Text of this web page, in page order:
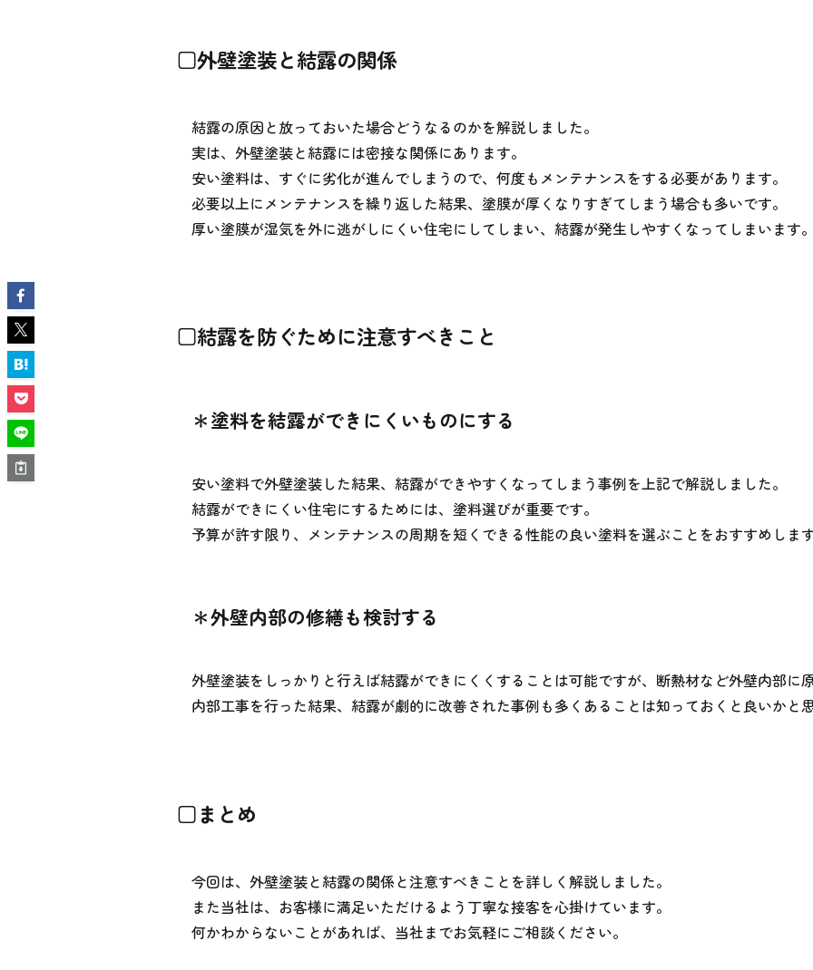
□外壁塗装と結露の関係
結露の原因と放っておいた場合どうなるのかを解説しました。
実は、外壁塗装と結露には密接な関係にあります。
安い塗料は、すぐに劣化が進んでしまうので、何度もメンテナンスをする必要があります。
必要以上にメンテナンスを繰り返した結果、塗膜が厚くなりすぎてしまう場合も多いです。
厚い塗膜が湿気を外に逃がしにくい住宅にしてしまい、結露が発生しやすくなってしまいます
□結露を防ぐために注意すべきこと
＊塗料を結露ができにくいものにする
安い塗料で外壁塗装した結果、結露ができやすくなってしまう事例を上記で解説しました。
結露ができにくい住宅にするためには、塗料選びが重要です。
予算が許す限り、メンテナンスの周期を短くできる性能の良い塗料を選ぶことをおすすめしま
＊外壁内部の修繕も検討する
外壁塗装をしっかりと行えば結露ができにくくすることは可能ですが、断熱材など外壁内部に
内部工事を行った結果、結露が劇的に改善された事例も多くあることは知っておくと良いかと
□まとめ
今回は、外壁塗装と結露の関係と注意すべきことを詳しく解説しました。
また当社は、お客様に満足いただけるよう丁寧な接客を心掛けています。
何かわからないことがあれば、当社までお気軽にご相談ください。